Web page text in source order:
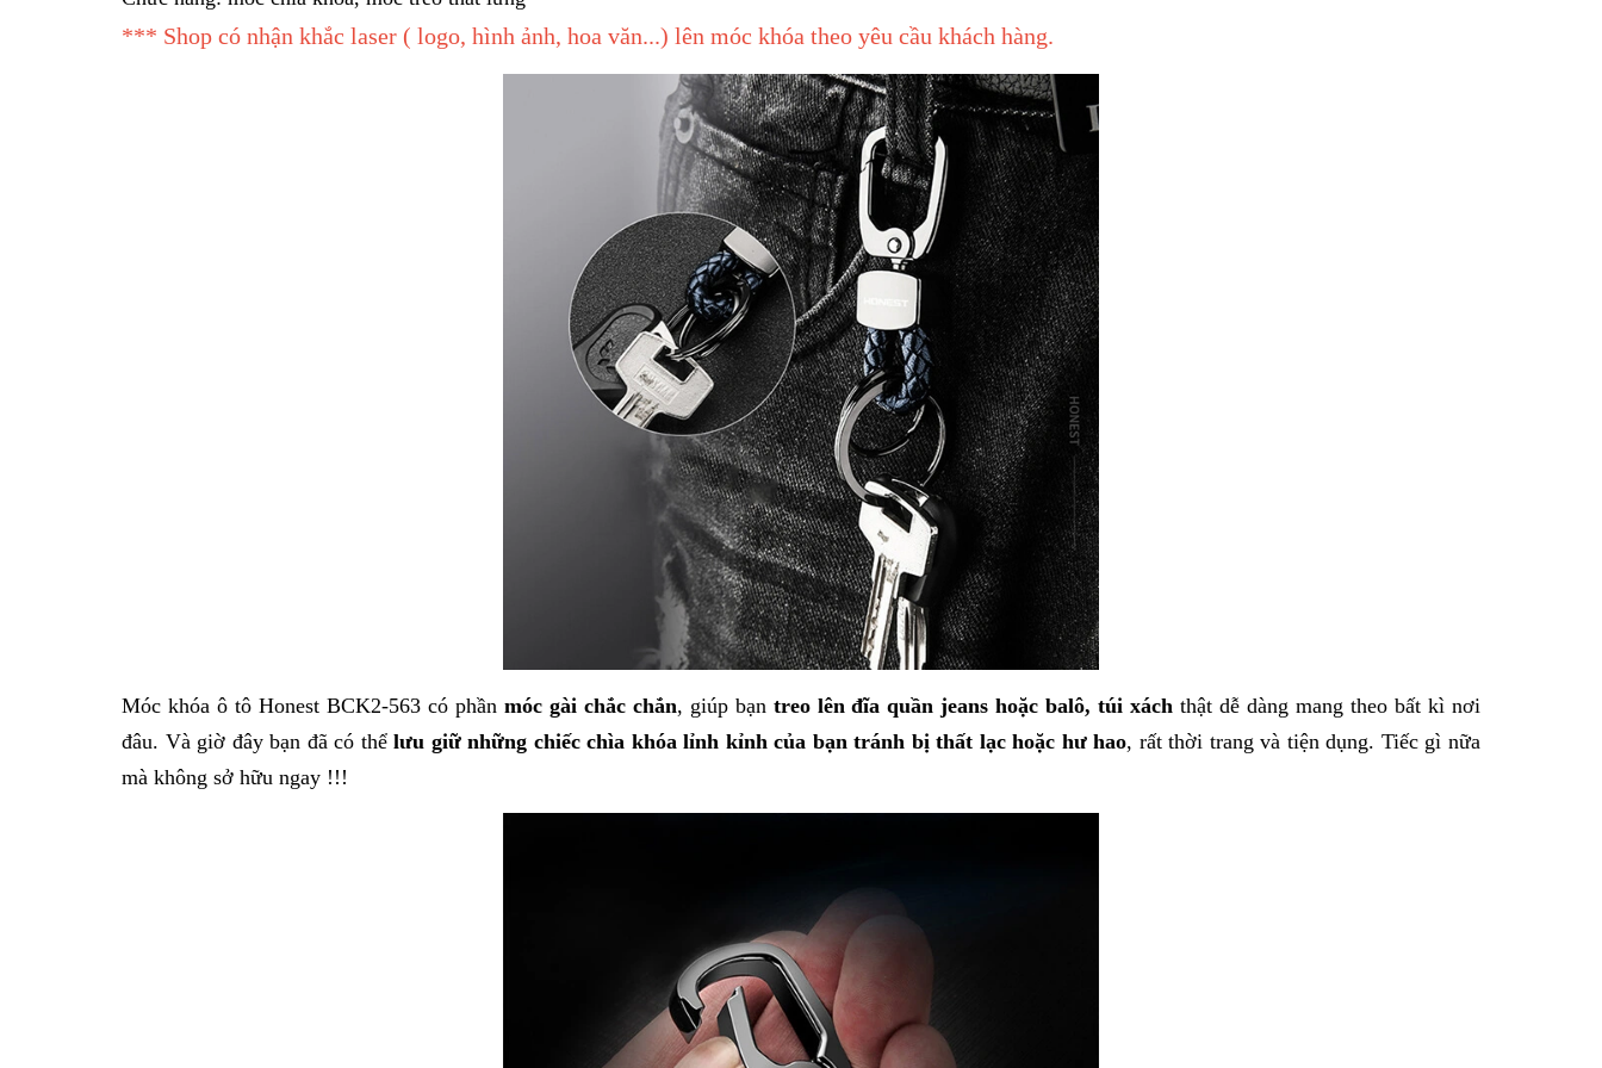
*** Shop có nhận khắc laser ( logo, hình ảnh, hoa văn...) lên móc khóa theo yêu cầu khách hàng.
Móc khóa ô tô Honest BCK2-563có phần móc gài chắc chắn, giúp bạntreo lên đĩa quần jeans hoặc balô, túi xách thật dễ dàng mang theo bất kì nơi
đâu. Và giờ đây bạn đã có thểlưu giữ những chiếc chìa khóa lỉnh kỉnh của bạn tránh bị thất lạc hoặc hư hao, rất thời trang và tiện dụng. Tiếc gì nữa
mà không sở hữu ngay !!!